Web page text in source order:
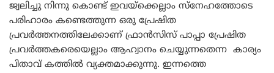
ജ്വലിച്ചു നിന്നു കൊണ്ട് ഇവയ്ക്കെല്ലാം സ്നേഹത്തോടെ
പരിഹാരം കണ്ടെത്തുന്ന ഒരു പ്രേഷിത
പ്രവർത്തനത്തിലേക്കാണ് ഫ്രാൻസിസ് പാപ്പാ പ്രേഷിത
പ്രവർത്തകരെയെല്ലാം ആഹ്വാനം ചെയ്യുന്നതെന്ന കാര്യം
പിതാവ് കത്തിൽ വ്യക്തമാക്കുന്നു. ഇന്നത്തെ